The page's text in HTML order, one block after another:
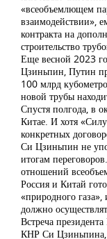
«всеобъемлющем
взаимодействии»,
контракта на
строительство
Еще весной 2023
Цзиньпин, Путин
100 млрд
новой трубы
Спустя полгода, в
Китае. И хотя
конкретных
Си Цзиньпин не
итогам
отношений
Россия и Китай
«природного
должно
Встреча
КНР Си Цзиньпина,